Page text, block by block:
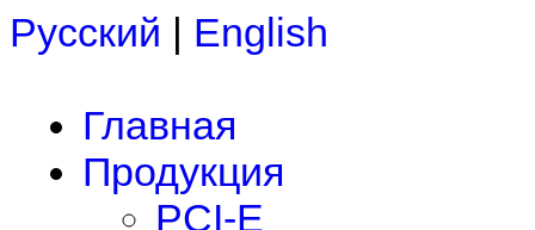
Русский | English
Главная
Продукция
PCI-E